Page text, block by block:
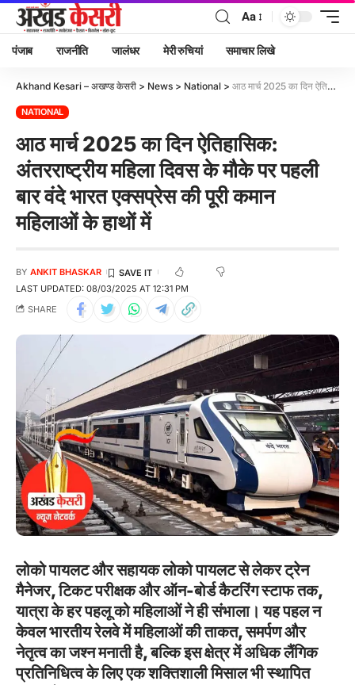
Aa
पंजाब राजनीति जालंधर मेरी रुचियां समाचार लिखे
Akhand Kesari – अखण्ड केसरी > News > National > आठ मार्च 2025 का दिन ऐतिहासिक: अंतरराष्ट्रीय महिला दिवस के मौके पर पहली बार वंदे भारत एक्सप्रेस की पूरी कमान महिलाओं के हाथों में
NATIONAL
आठ मार्च 2025 का दिन ऐतिहासिक:
अंतरराष्ट्रीय महिला दिवस के मौके पर पहली
बार वंदे भारत एक्सप्रेस की पूरी कमान
महिलाओं के हाथों में
LAST UPDATED: 08/03/2025 AT 12:31 PM
BY ANKIT BHASKAR
SHARE
लोको पायलट और सहायक लोको पायलट से लेकर ट्रेन
मैनेजर, टिकट परीक्षक और ऑन-बोर्ड कैटरिंग स्टाफ तक,
यात्रा के हर पहलू को महिलाओं ने ही संभाला। यह पहल न
केवल भारतीय रेलवे में महिलाओं की ताकत, समर्पण और
नेतृत्व का जश्न मनाती है, बल्कि इस क्षेत्र में अधिक लैंगिक
प्रतिनिधित्व के लिए एक शक्तिशाली मिसाल भी स्थापित